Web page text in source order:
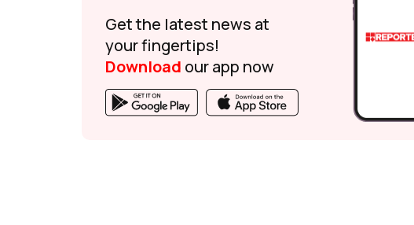
Get the latest news at
your fingertips!
Download our app now